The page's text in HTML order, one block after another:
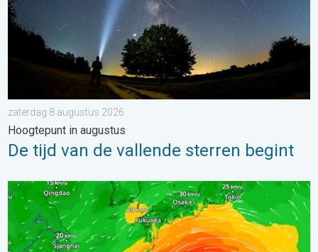
zaterdag 8 augustus 2026
Hoogtepunt in augustus
De tijd van de vallende sterren begint
Tyfoon Dolphin op weg naar Japan. Veel regen en wind. . .